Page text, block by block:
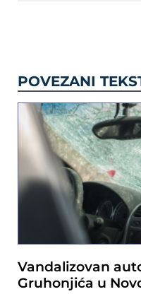
POVEZANI
Vandalizovan
Gruhonjića u